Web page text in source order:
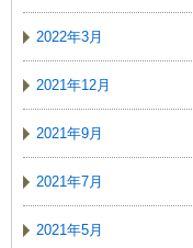
2022年3月
2021年12月
2021年9月
2021年7月
2021年5月